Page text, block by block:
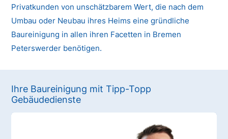
Privatkunden von unschätzbarem Wert, die nach dem
Umbau oder Neubau ihres Heims eine gründliche
Baureinigung in allen ihren Facetten in Bremen
Peterswerder benötigen.
Ihre Baureinigung mit Tipp-Topp
Gebäudedienste